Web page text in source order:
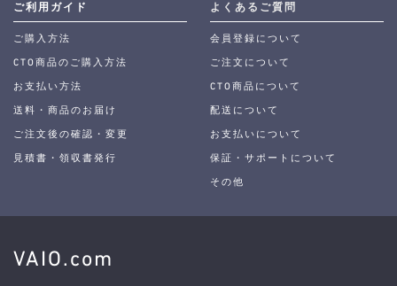
ご利用ガイド
ご購入方法
CTO商品のご購入方法
お支払い方法
送料・商品のお届け
ご注文後の確認・変更
見積書・領収書発行
よくあるご質問
会員登録について
ご注文について
CTO商品について
配送について
お支払いについて
保証・サポートについて
その他
VAIO.com